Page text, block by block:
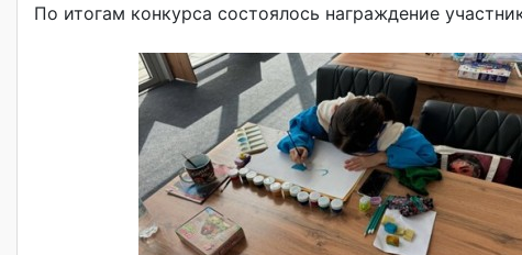
По итогам конкурса состоялось награждение